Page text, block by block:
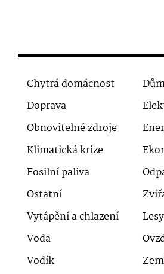
Chytrá domácnost
Doprava
Obnovitelné zdroje
Klimatická krize
Fosilní paliva
Ostatní
Vytápění a chlazení
Lesy
Voda
Vodík